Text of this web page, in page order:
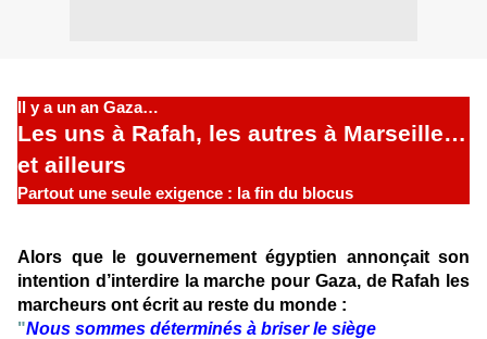
Il y a un an Gaza…
Les uns à Rafah, les autres à Marseille…
et ailleurs
Partout une seule exigence : la fin du blocus
Alors que le gouvernement égyptien annonçait son
intention d’interdire la marche pour Gaza, de Rafah les
marcheurs ont écrit au reste du monde :
"Nous sommes déterminés à briser le siège